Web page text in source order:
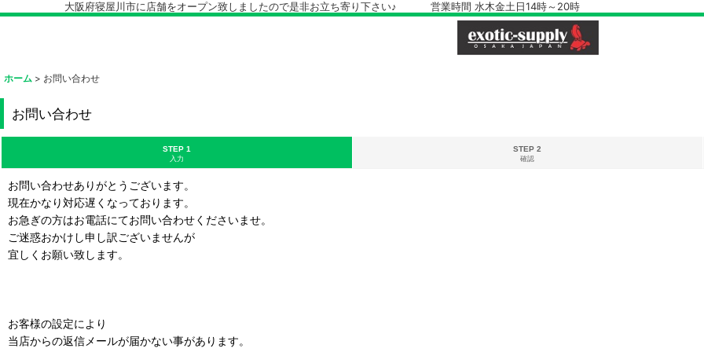
大阪府寝屋川市に店舗をオープン致しましたので是非お立ち寄り下さい♪ 営業時間 水木金土日14時～20時
ホーム > お問い合わせ
お問い合わせ
STEP 1
入力
STEP 2
確認
お問い合わせありがとうございます。
現在かなり対応遅くなっております。
お急ぎの方はお電話にてお問い合わせくださいませ。
ご迷惑おかけし申し訳ございませんが
宜しくお願い致します。
お客様の設定により
当店からの返信メールが届かない事があります。